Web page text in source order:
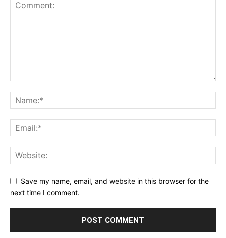
Save my name, email, and website in this browser for the
next time I comment.